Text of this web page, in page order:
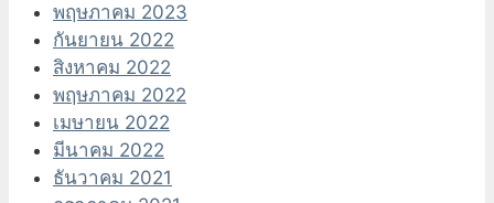
พฤษภาคม 2023
กันยายน 2022
สิงหาคม 2022
พฤษภาคม 2022
เมษายน 2022
มีนาคม 2022
ธันวาคม 2021